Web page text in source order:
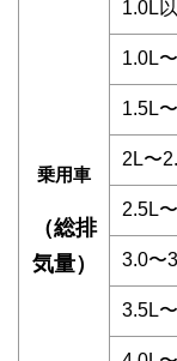
乗用車
（総排
気量）
1.0L
1.0L
1.5L
2L〜
2.5L
3.0〜
3.5L